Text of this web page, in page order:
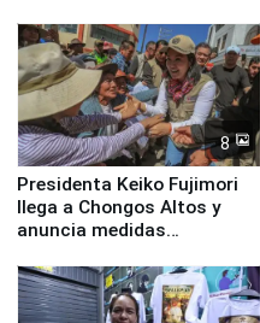
8
Presidenta Keiko Fujimori
llega a Chongos Altos y
anuncia medidas
educación, salud y empleo